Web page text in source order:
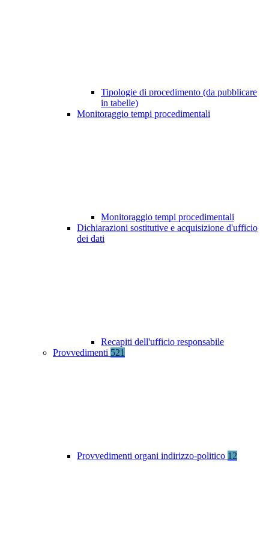
Tipologie di procedimento (da pubblicare
in tabelle)
Monitoraggio tempi procedimentali
Monitoraggio tempi procedimentali
Dichiarazioni sostitutive e acquisizione d'ufficio
dei dati
Recapiti dell'ufficio responsabile
Provvedimenti 521
Provvedimenti organi indirizzo-politico 12